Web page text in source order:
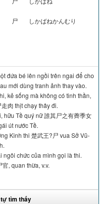
尸 しかばねかんむり
đứa bé lên ngồi trên ngai để cho
mới dùng tranh ảnh thay vào.
kẻ sống mà không có tinh thần,
肉 thịt chạy thây đi.
hữu Tề quý nữ 誰其尸之有薺季女
út nước Tề.
Kinh thi 楚武王?尸 vua Sở Vũ-
ngôi chức của mình gọi là thi.
, quan thừa, v.v.
tìm thấy